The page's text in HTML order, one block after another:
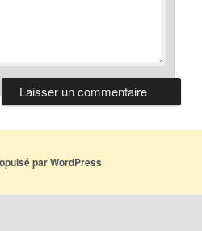
par WordPress